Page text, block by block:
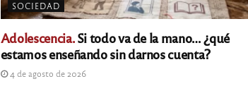
SOCIEDAD
Adolescencia.Si todo va de la mano… ¿qué
estamos enseñando sin darnos cuenta?
4 de agosto de 2026